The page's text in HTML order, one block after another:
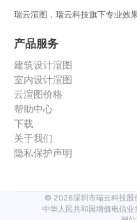
瑞云渲图，瑞云科技旗下专业效
产品服务
建筑设计渲图
室内设计渲图
云渲图价格
帮助中心
下载
关于我们
隐私保护声明
© 2026深圳市瑞云科技股
中华人民共和国增值电信